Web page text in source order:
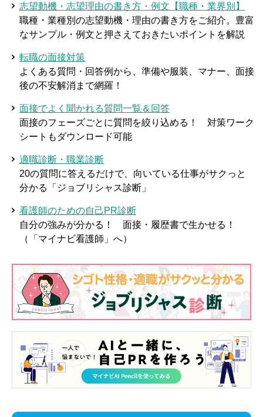
志望動機・志望理由の書き方・例文【職種・業界別】
職種・業種別の志望動機・理由の書き方をご紹介。豊富
なサンプル・例文と押さえておきたいポイントを解説
転職の面接対策
よくある質問・回答例から、準備や服装、マナー、面接
後の不安解消まで網羅！
面接でよく聞かれる質問一覧＆回答
面接のフェーズごとに質問を絞り込める！ 対策ワーク
シートもダウンロード可能
適職診断・職業診断
20の質問に答えるだけで、向いている仕事がサクっと
分かる「ジョブリシャス診断」
看護師のための自己PR診断
自分の強みが分かる！ 面接・履歴書で生かせる！
（「マイナビ看護師」へ）